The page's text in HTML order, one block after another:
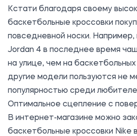
Кстати благодаря своему
баскетбольные кроссовки
повседневной носки. Например,
Jordan 4 в последнее время
на улице, чем на
другие модели пользуются не
популярностью среди
Оптимальное сцепление с
В интернет-магазине можно
баскетбольные кроссовки Nike